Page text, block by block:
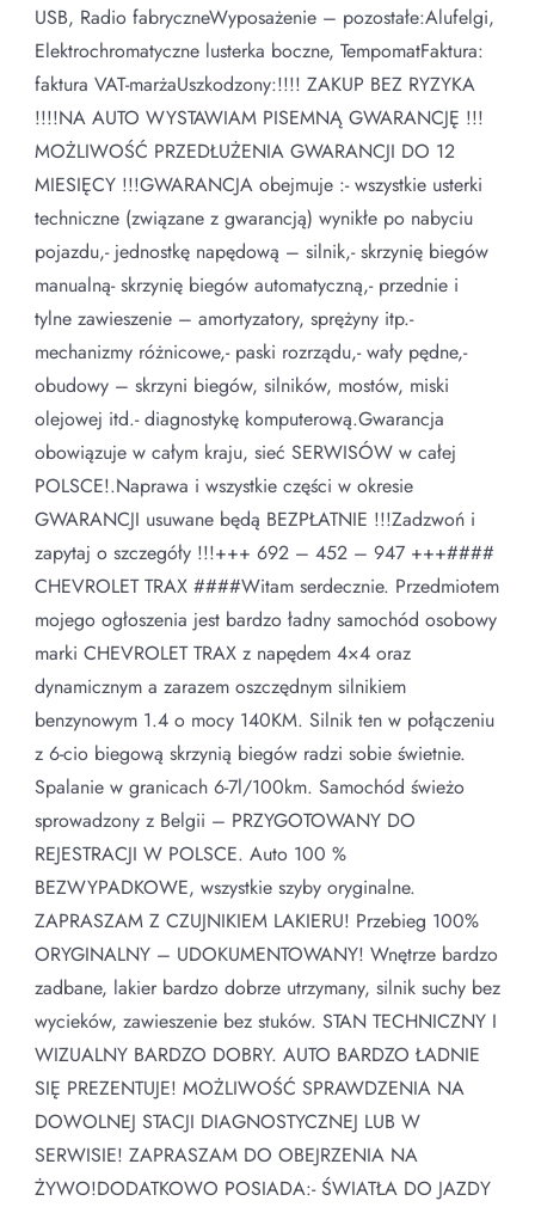
USB, Radio fabryczneWyposażenie – pozostałe:Alufelgi,
Elektrochromatyczne lusterka boczne, TempomatFaktura:
faktura VAT-marżaUszkodzony:!!!! ZAKUP BEZ RYZYKA
!!!!NA AUTO WYSTAWIAM PISEMNĄ GWARANCJĘ !!!
MOŻLIWOŚĆ PRZEDŁUŻENIA GWARANCJI DO 12
MIESIĘCY !!!GWARANCJA obejmuje :- wszystkie usterki
techniczne (związane z gwarancją) wynikłe po nabyciu
pojazdu,- jednostkę napędową – silnik,- skrzynię biegów
manualną- skrzynię biegów automatyczną,- przednie i
tylne zawieszenie – amortyzatory, sprężyny itp.-
mechanizmy różnicowe,- paski rozrządu,- wały pędne,-
obudowy – skrzyni biegów, silników, mostów, miski
olejowej itd.- diagnostykę komputerową.Gwarancja
obowiązuje w całym kraju, sieć SERWISÓW w całej
POLSCE!.Naprawa i wszystkie części w okresie
GWARANCJI usuwane będą BEZPŁATNIE !!!Zadzwoń i
zapytaj o szczegóły !!!+++ 692 – 452 – 947 +++####
CHEVROLET TRAX ####Witam serdecznie. Przedmiotem
mojego ogłoszenia jest bardzo ładny samochód osobowy
marki CHEVROLET TRAX z napędem 4×4 oraz
dynamicznym a zarazem oszczędnym silnikiem
benzynowym 1.4 o mocy 140KM. Silnik ten w połączeniu
z 6-cio biegową skrzynią biegów radzi sobie świetnie.
Spalanie w granicach 6-7l/100km. Samochód świeżo
sprowadzony z Belgii – PRZYGOTOWANY DO
REJESTRACJI W POLSCE. Auto 100 %
BEZWYPADKOWE, wszystkie szyby oryginalne.
ZAPRASZAM Z CZUJNIKIEM LAKIERU! Przebieg 100%
ORYGINALNY – UDOKUMENTOWANY! Wnętrze bardzo
zadbane, lakier bardzo dobrze utrzymany, silnik suchy bez
wycieków, zawieszenie bez stuków. STAN TECHNICZNY I
WIZUALNY BARDZO DOBRY. AUTO BARDZO ŁADNIE
SIĘ PREZENTUJE! MOŻLIWOŚĆ SPRAWDZENIA NA
DOWOLNEJ STACJI DIAGNOSTYCZNEJ LUB W
SERWISIE! ZAPRASZAM DO OBEJRZENIA NA
ŻYWO!DODATKOWO POSIADA:- ŚWIATŁA DO JAZDY